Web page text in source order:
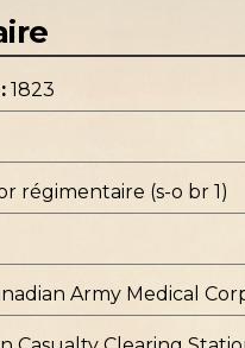
1823
régimentaire (s-o br 1)
Army Medical